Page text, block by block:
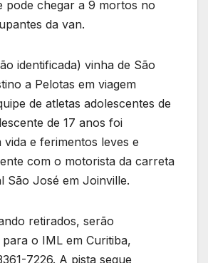
pode chegar a 9 mortos no
da van.
identificada) vinha de São
a Pelotas em viagem
de atletas adolescentes de
de 17 anos foi
vida e ferimentos leves e
com o motorista da carreta
São José em Joinville.
retirados, serão
o IML em Curitiba,
7226. A pista segue